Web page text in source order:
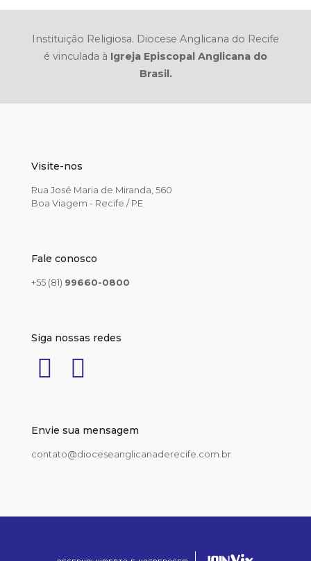
Instituição Religiosa. Diocese Anglicana do Recife
é vinculada à Igreja Episcopal Anglicana do
Brasil.
Visite-nos
Rua José Maria de Miranda, 560
Boa Viagem - Recife / PE
Fale conosco
+55 (81) 99660-0800
Siga nossas redes
Envie sua mensagem
contato@dioceseanglicanaderecife.com.br